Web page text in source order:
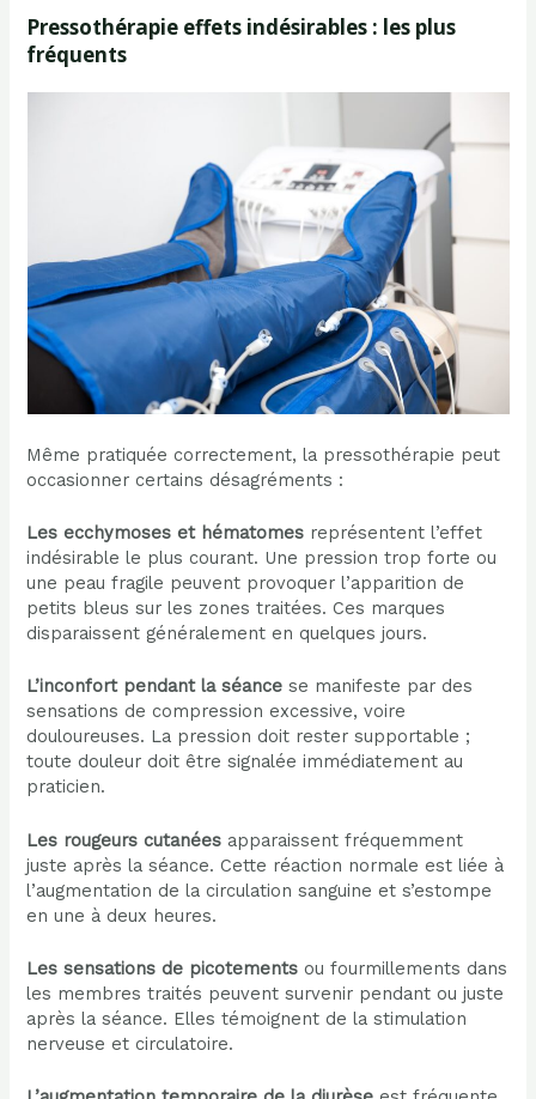
Pressothérapie effets indésirables : les plus
fréquents
Même pratiquée correctement, la pressothérapie peut
occasionner certains désagréments :
Les ecchymoses et hématomes représentent l’effet
indésirable le plus courant. Une pression trop forte ou
une peau fragile peuvent provoquer l’apparition de
petits bleus sur les zones traitées. Ces marques
disparaissent généralement en quelques jours.
L’inconfort pendant la séance se manifeste par des
sensations de compression excessive, voire
douloureuses. La pression doit rester supportable ;
toute douleur doit être signalée immédiatement au
praticien.
Les rougeurs cutanées apparaissent fréquemment
juste après la séance. Cette réaction normale est liée à
l’augmentation de la circulation sanguine et s’estompe
en une à deux heures.
Les sensations de picotements ou fourmillements dans
les membres traités peuvent survenir pendant ou juste
après la séance. Elles témoignent de la stimulation
nerveuse et circulatoire.